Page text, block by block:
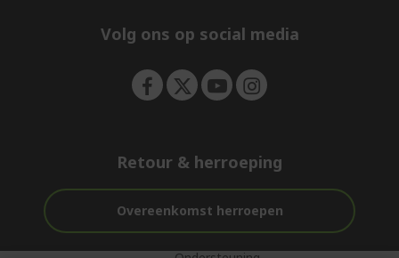
e
Volg ons op social media
Retour & herroeping
Overeenkomst herroepen